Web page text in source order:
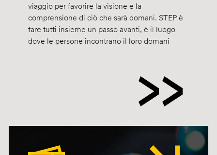
viaggio per favorire la visione e la
comprensione di ciò che sarà domani. STEP è
fare tutti insieme un passo avanti, è il luogo
dove le persone incontrano il loro domani